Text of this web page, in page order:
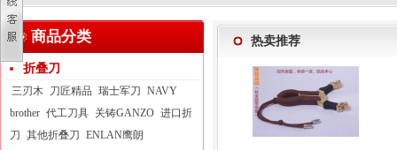
商品分类
折叠刀
三刃木 刀匠精品 瑞士军刀 NAVY
brother 代工刀具 关铸GANZO 进口折
刀 其他折叠刀 ENLAN鹰朗
热卖推荐